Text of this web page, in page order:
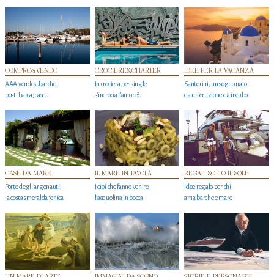
COMPRO&VENDO
AAA vendesi barche,
posti barca, case…
CROCIERE&CHARTER
In crociera per single
s'incrocia l’amore?
IDEE PER LA VACANZA
Santorini, un sogno nato
da un’eruzione da incubo
CASE DA MARE
Porto degli argonauti,
la costa smeralda jonica
IL MARE IN TAVOLA
I cibi che fanno venire
l’acquolina in bocca
REGALI SOTTO IL SOLE
Idee regalo per chi
ama barche e mare